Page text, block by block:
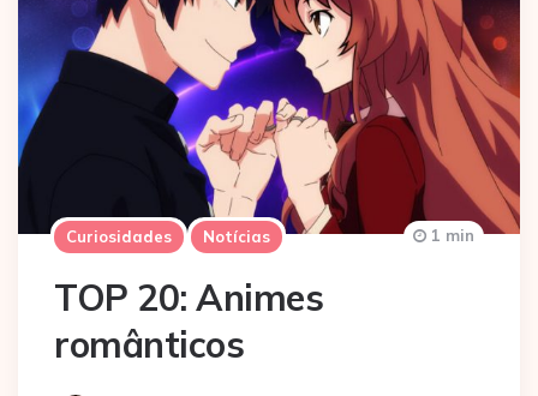
Curiosidades Notícias
TOP 20: Animes
românticos
1 min